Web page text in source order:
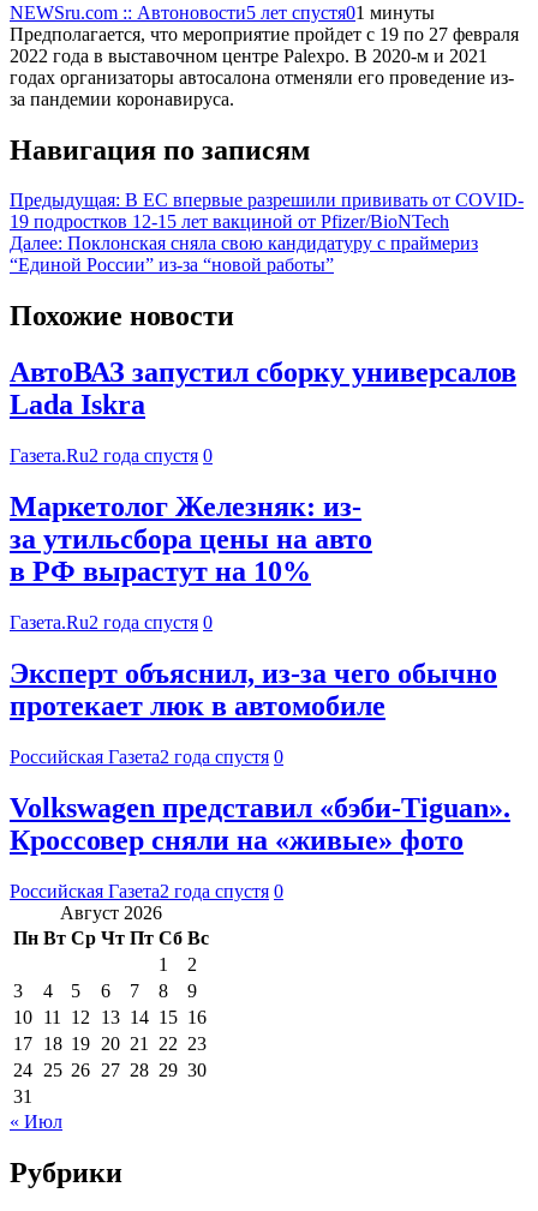
NEWSru.com :: Автоновости5 лет спустя01 минуты
Предполагается, что мероприятие пройдет с 19 по 27 февраля
2022 года в выставочном центре Palexpo. В 2020-м и 2021
годах организаторы автосалона отменяли его проведение из-
за пандемии коронавируса.
Навигация по записям
Предыдущая: В ЕС впервые разрешили прививать от COVID-
19 подростков 12-15 лет вакциной от Pfizer/BioNTech
Далее: Поклонская сняла свою кандидатуру с праймериз
“Единой России” из-за “новой работы”
Похожие новости
АвтоВАЗ запустил сборку универсалов
Lada Iskra
Газета.Ru2 года спустя 0
Маркетолог Железняк: из-
за утильсбора цены на авто
в РФ вырастут на 10%
Газета.Ru2 года спустя 0
Эксперт объяснил, из-за чего обычно
протекает люк в автомобиле
Российская Газета2 года спустя 0
Volkswagen представил «бэби-Tiguan».
Кроссовер сняли на «живые» фото
Российская Газета2 года спустя 0
Август 2026
Пн Вт Ср Чт Пт Сб Вс
1
2
3
4 5 6 7 8
9
10 11 12 13 14 15 16
17 18 19 20 21 22 23
24 25 26 27 28 29 30
31
« Июл
Рубрики